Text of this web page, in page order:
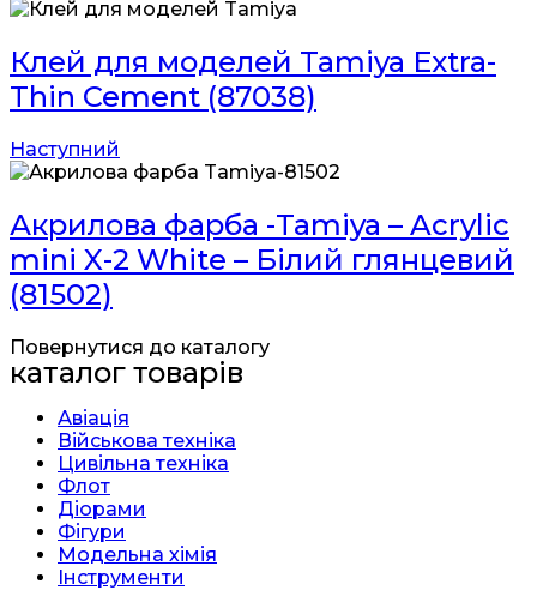
Клей для моделей Tamiya Extra-
Thin Cement (87038)
Наступний
Акрилова фарба -Tamiya – Acrylic
mini X-2 White – Білий глянцевий
(81502)
Повернутися до каталогу
каталог товарів
Авіація
Військова техніка
Цивільна техніка
Флот
Діорами
Фігури
Модельна хімія
Інструменти